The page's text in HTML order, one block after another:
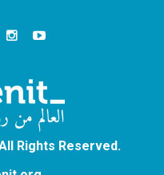
Rights Reserved.